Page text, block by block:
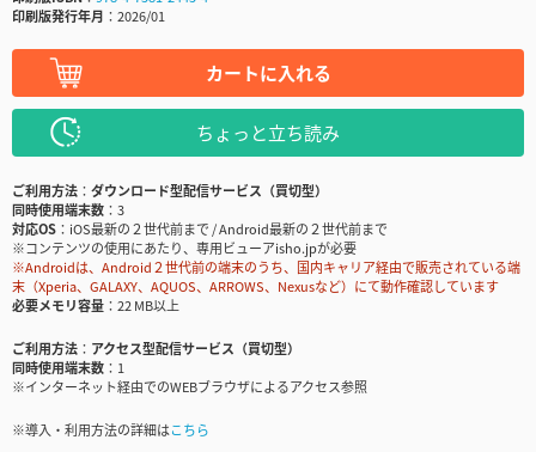
印刷版発行年月
2026/01
カートに入れる
ちょっと立ち読み
ご利用方法
ダウンロード型配信サービス（買切型）
同時使用端末数
3
対応OS
iOS最新の２世代前まで / Android最新の２世代前まで
※コンテンツの使用にあたり、専用ビューアisho.jpが必要
※Androidは、Android２世代前の端末のうち、国内キャリア経由で販売されている端
末（Xperia、GALAXY、AQUOS、ARROWS、Nexusなど）にて動作確認しています
必要メモリ容量
22 MB以上
ご利用方法
アクセス型配信サービス（買切型）
同時使用端末数
1
※インターネット経由でのWEBブラウザによるアクセス参照
※導入・利用方法の詳細はこちら